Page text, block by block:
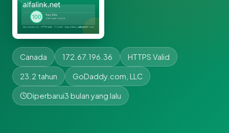
Canada 172.67.196.36 HTTPS Valid
23.2 tahun GoDaddy.com, LLC
Diperbarui3 bulan yang lalu